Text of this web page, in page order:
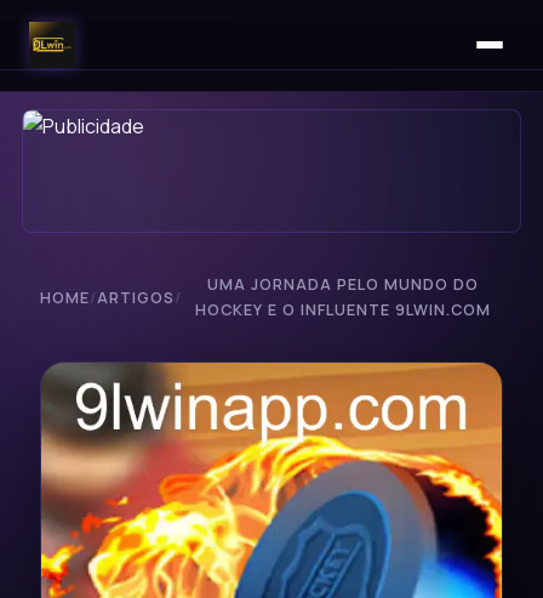
HOME/ARTIGOS/
UMA JORNADA PELO MUNDO DO
HOCKEY E O INFLUENTE 9LWIN.COM